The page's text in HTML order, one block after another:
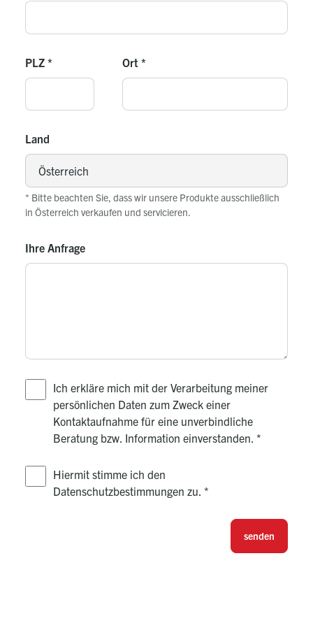
PLZ * Ort *
Land
* Bitte beachten Sie, dass wir unsere Produkte ausschließlich
in Österreich verkaufen und servicieren.
Ihre Anfrage
Ich erkläre mich mit der Verarbeitung meiner
persönlichen Daten zum Zweck einer
Kontaktaufnahme für eine unverbindliche
Beratung bzw. Information einverstanden. *
Hiermit stimme ich den
Datenschutzbestimmungen zu. *
senden